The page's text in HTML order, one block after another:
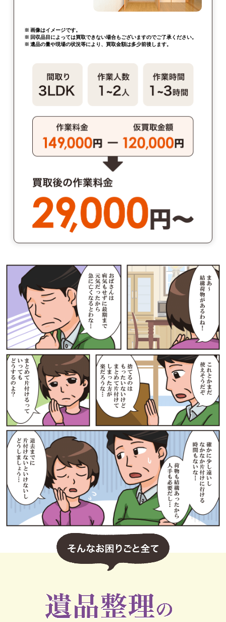
※ 画像はイメージです。
※ 回収品目によっては買取できない場合もございますのでご了承ください。
※ 遺品の量や現場の状況等により、買取金額は多少前後します。